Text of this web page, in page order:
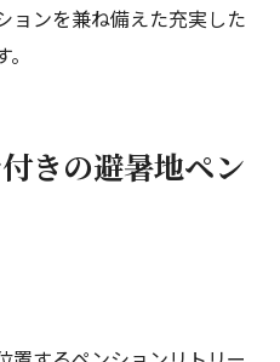
ョンを兼ね備えた充実した
きの避暑地ペン